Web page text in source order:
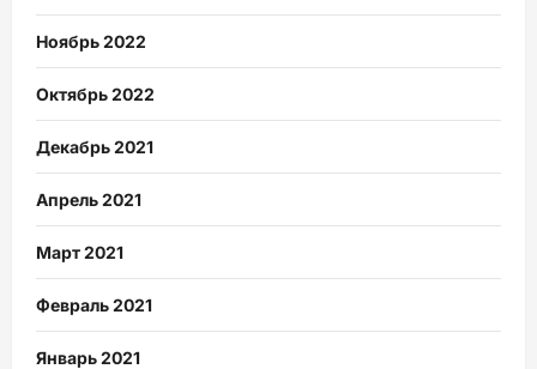
Ноябрь 2022
Октябрь 2022
Декабрь 2021
Апрель 2021
Март 2021
Февраль 2021
Январь 2021